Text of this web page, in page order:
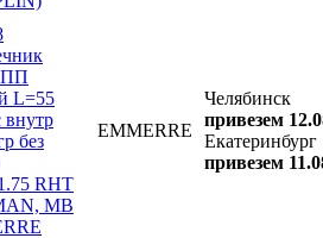
L=55
внутр
без
RHT
MB
EMMERRE
Челябинск
привезем
Екатеринбург
привезем